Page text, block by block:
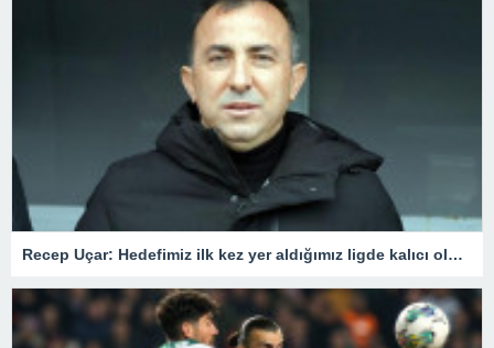
Recep Uçar: Hedefimiz ilk kez yer aldığımız ligde kalıcı olmak